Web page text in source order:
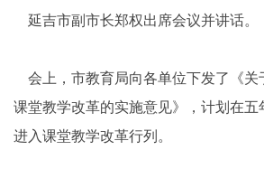
延吉市副市长郑权出席会议并讲话。
会上，市教育局向各单位下发了《关
课堂教学改革的实施意见》，计划在五
进入课堂教学改革行列。